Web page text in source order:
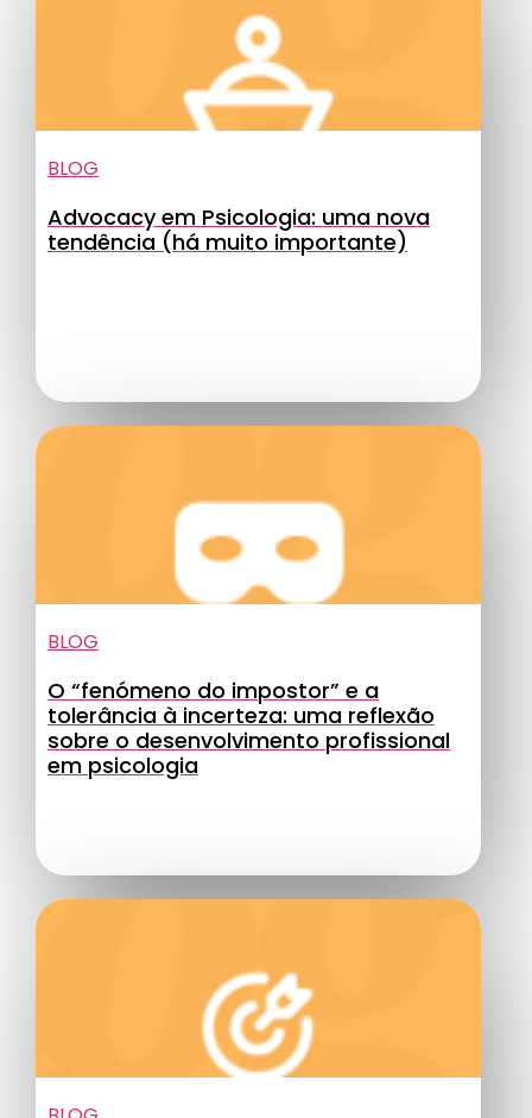
BLOG
Advocacy em Psicologia: uma nova
tendência (há muito importante)
BLOG
O “fenómeno do impostor” e a
tolerância à incerteza: uma reflexão
sobre o desenvolvimento profissional
em psicologia